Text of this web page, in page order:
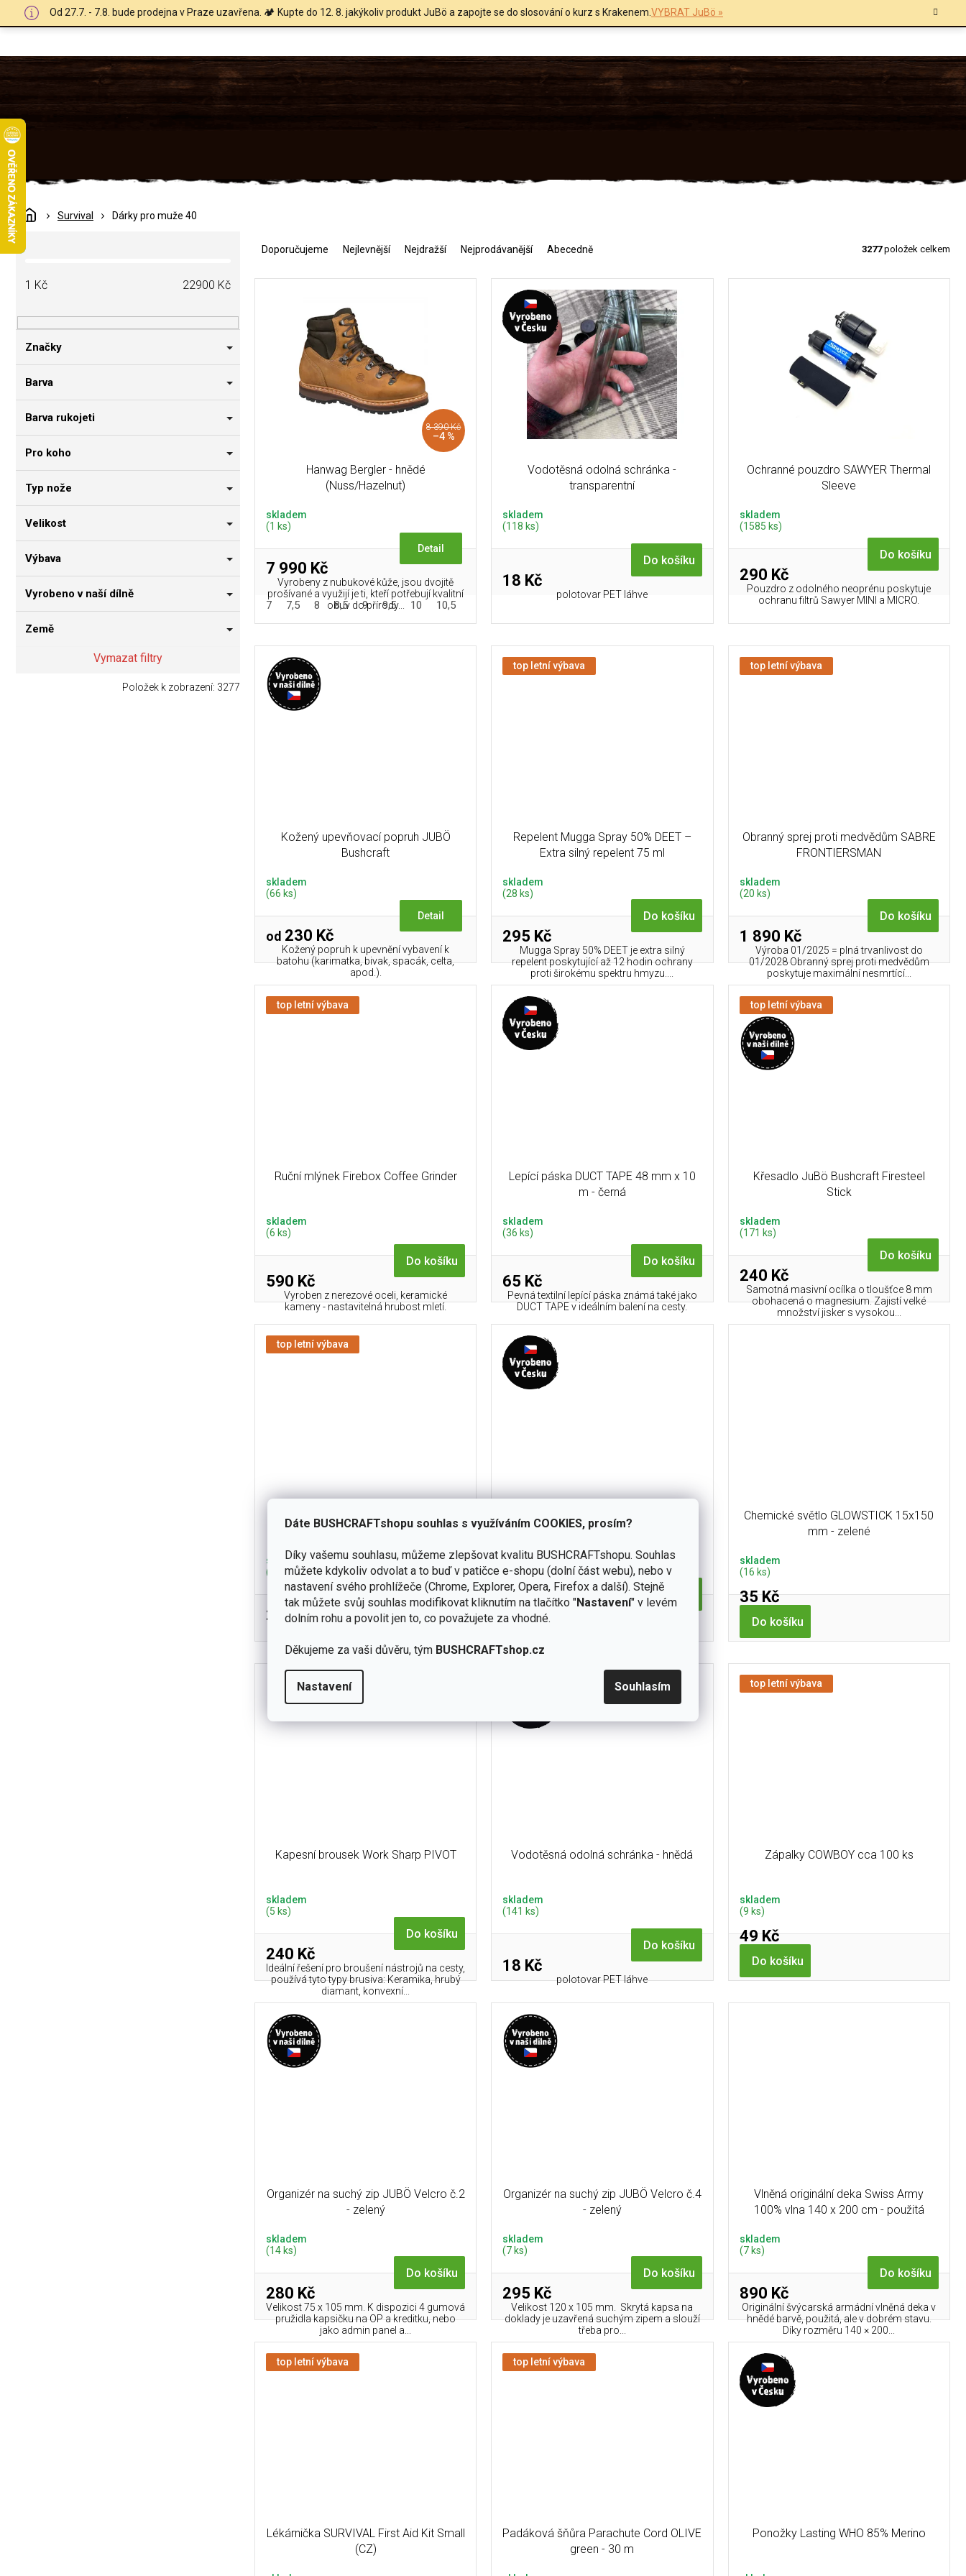
Dáte BUSHCRAFTshopu souhlas s využíváním COOKIES, prosím?
Díky vašemu souhlasu, můžeme zlepšovat kvalitu BUSHCRAFTshopu. Souhlas
můžete kdykoliv odvolat a to buď v patičce e-shopu (dolní část webu), nebo v
nastavení svého prohlížeče (Chrome, Explorer, Opera, Firefox a další). Stejně
tak můžete svůj souhlas modifikovat kliknutím na tlačítko "Nastavení" v levém
dolním rohu a povolit jen to, co považujete za vhodné.
Děkujeme za vaši důvěru, tým BUSHCRAFTshop.cz
Nastavení Souhlasím
Od 27.7. - 7.8. bude prodejna v Praze uzavřena. 🏕️ Kupte do 12. 8. jakýkoliv produkt JuBö a zapojte se do slosování o kurz s Krakenem.VYBRAT JuBö »
DomůSurvival Dárky pro muže 40
P
o
a
n
í
a
1 Kč 22900 Kč
Značky
Barva
Barva rukojeti
Pro koho
Typ nože
Velikost
Výbava
Vyrobeno v naší dílně
Země
Vymazat filtry
Položek k zobrazení: 3277
e
Doporučujeme Nejlevnější Nejdražší Nejprodávanější Abecedně 3277položek celkem
8 390 Kč
–4 %
Hanwag Bergler - hnědé
(Nuss/Hazelnut)
skladem
(1 ks)
7 990 Kč
Detail
Vyrobeny z nubukové kůže, jsou dvojitě
prošívané a využijí je ti, kteří potřebují kvalitní
obuv do přírody...
7 7,5 8 8,5 9 9,5 10 10,5
Vodotěsná odolná schránka -
transparentní
skladem
(118 ks)
18 Kč
Do košíku
polotovar PET láhve
Ochranné pouzdro SAWYER Thermal
Sleeve
skladem
(1585 ks)
290 Kč
Do košíku
Pouzdro z odolného neoprénu poskytuje
ochranu filtrů Sawyer MINI a MICRO.
Kožený upevňovací popruh JUBÖ
Bushcraft
skladem
(66 ks)
od 230 Kč
Detail
Kožený popruh k upevnění vybavení k
batohu (karimatka, bivak, spacák, celta,
apod.).
top letní výbava
Repelent Mugga Spray 50% DEET –
Extra silný repelent 75 ml
skladem
(28 ks)
295 Kč
Do košíku
Mugga Spray 50% DEET je extra silný
repelent poskytující až 12 hodin ochrany
proti širokému spektru hmyzu....
top letní výbava
Obranný sprej proti medvědům SABRE
FRONTIERSMAN
skladem
(20 ks)
1 890 Kč
Do košíku
Výroba 01/2025 = plná trvanlivost do
01/2028 Obranný sprej proti medvědům
poskytuje maximální nesmrtící...
top letní výbava
Ruční mlýnek Firebox Coffee Grinder
skladem
(6 ks)
590 Kč
Do košíku
Vyroben z nerezové oceli, keramické
kameny - nastavitelná hrubost mletí.
Lepící páska DUCT TAPE 48 mm x 10
m - černá
skladem
(36 ks)
65 Kč
Do košíku
Pevná textilní lepící páska známá také jako
DUCT TAPE v ideálním balení na cesty.
top letní výbava
Křesadlo JuBö Bushcraft Firesteel
Stick
skladem
(171 ks)
240 Kč
Do košíku
Samotná masivní ocílka o tloušťce 8 mm
obohacená o magnesium. Zajistí velké
množství jisker s vysokou...
top letní výbava
skladem
(41 ks)
220 Kč
Do košíku
PETROMAX a FEUERHAND...
skladem
(978 ks)
30 Kč
Do košíku
výběrem se zavřenýma očima
Chemické světlo GLOWSTICK 15x150
mm - zelené
skladem
(16 ks)
35 Kč
Do košíku
Kapesní brousek Work Sharp PIVOT
skladem
(5 ks)
240 Kč
Do košíku
Ideální řešení pro broušení nástrojů na cesty,
používá tyto typy brusiva: Keramika, hrubý
diamant, konvexní...
Vodotěsná odolná schránka - hnědá
skladem
(141 ks)
18 Kč
Do košíku
polotovar PET láhve
top letní výbava
Zápalky COWBOY cca 100 ks
skladem
(9 ks)
49 Kč
Do košíku
Organizér na suchý zip JUBÖ Velcro č.2
- zelený
skladem
(14 ks)
280 Kč
Do košíku
Velikost 75 x 105 mm. K dispozici 4 gumová
pružidla kapsičku na OP a kreditku, nebo
jako admin panel a...
Organizér na suchý zip JUBÖ Velcro č.4
- zelený
skladem
(7 ks)
295 Kč
Do košíku
Velikost 120 x 105 mm. Skrytá kapsa na
doklady je uzavřená suchým zipem a slouží
třeba pro...
Vlněná originální deka Swiss Army
100% vlna 140 x 200 cm - použitá
skladem
(7 ks)
890 Kč
Do košíku
Originální švýcarská armádní vlněná deka v
hnědé barvě, použitá, ale v dobrém stavu.
Díky rozměru 140 × 200...
top letní výbava
Lékárnička SURVIVAL First Aid Kit Small
(CZ)
top letní výbava
Padáková šňůra Parachute Cord OLIVE
green - 30 m
Ponožky Lasting WHO 85% Merino